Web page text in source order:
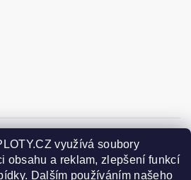
využívá soubory
obsahu a reklam, zlepšení funkcí
Dalším používáním našeho